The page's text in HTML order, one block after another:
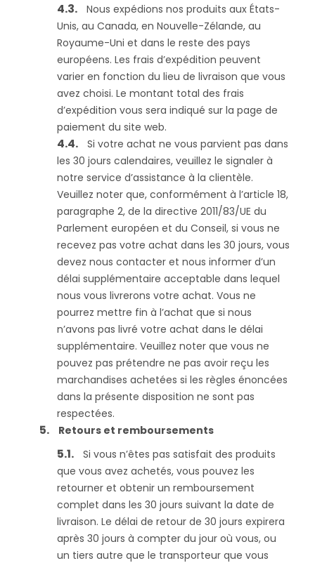
Nous expédions nos produits aux États-
Unis, au Canada, en Nouvelle-Zélande, au
Royaume-Uni et dans le reste des pays
européens. Les frais d’expédition peuvent
varier en fonction du lieu de livraison que vous
avez choisi. Le montant total des frais
d’expédition vous sera indiqué sur la page de
paiement du site web.
Si votre achat ne vous parvient pas dans
les 30 jours calendaires, veuillez le signaler à
notre service d’assistance à la clientèle.
Veuillez noter que, conformément à l’article 18,
paragraphe 2, de la directive 2011/83/UE du
Parlement européen et du Conseil, si vous ne
recevez pas votre achat dans les 30 jours, vous
devez nous contacter et nous informer d’un
délai supplémentaire acceptable dans lequel
nous vous livrerons votre achat. Vous ne
pourrez mettre fin à l’achat que si nous
n’avons pas livré votre achat dans le délai
supplémentaire. Veuillez noter que vous ne
pouvez pas prétendre ne pas avoir reçu les
marchandises achetées si les règles énoncées
dans la présente disposition ne sont pas
respectées.
Retours et remboursements
Si vous n’êtes pas satisfait des produits
que vous avez achetés, vous pouvez les
retourner et obtenir un remboursement
complet dans les 30 jours suivant la date de
livraison. Le délai de retour de 30 jours expirera
après 30 jours à compter du jour où vous, ou
un tiers autre que le transporteur que vous